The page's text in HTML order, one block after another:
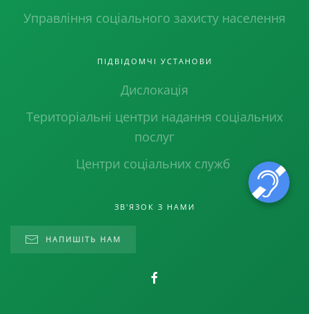
Управління соціального захисту населення
ПІДВІДОМЧІ УСТАНОВИ
Дислокація
Територіальні центри надання соціальних
послуг
Центри соціальних служб
ЗВ'ЯЗОК З НАМИ
НАПИШІТЬ НАМ